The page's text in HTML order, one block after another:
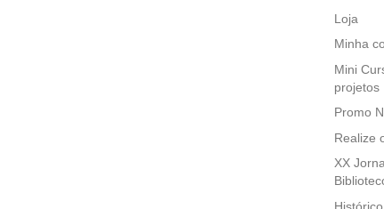
Loja
Minha
Mini
projetos
Promo
Realize
XX